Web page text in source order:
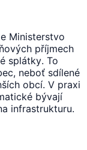
Ministerstvo
příjmech
splátky. To
neboť sdílené
obcí. V praxi
bývají
infrastrukturu.